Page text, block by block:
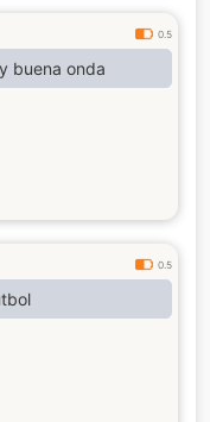
0.5
buena onda
0.5